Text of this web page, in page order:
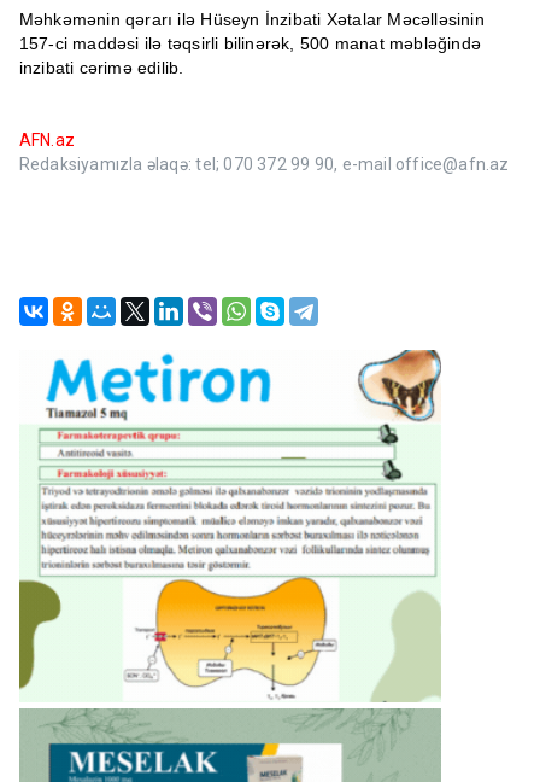
Məhkəmənin qərarı ilə Hüseyn İnzibati Xətalar Məcəlləsinin
157-ci maddəsi ilə təqsirli bilinərək, 500 manat məbləğində
inzibati cərimə edilib.
AFN.az
Redaksiyamızla əlaqə: tel; 070 372 99 90, e-mail office@afn.az